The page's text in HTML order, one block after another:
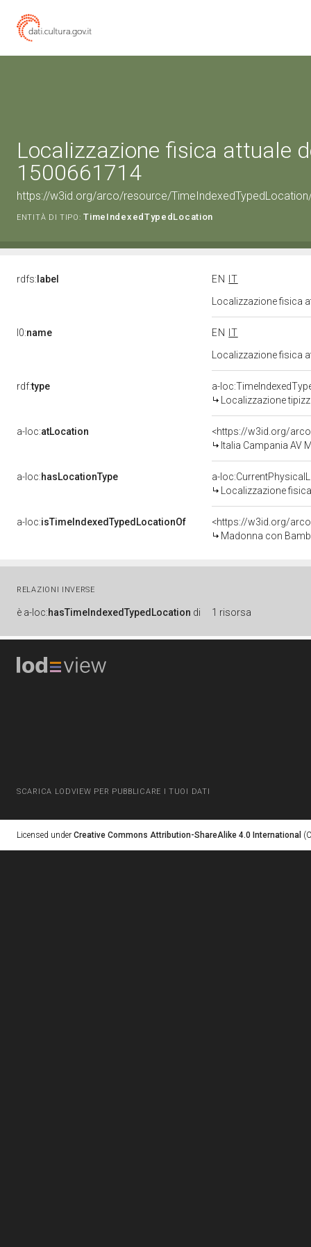
Localizzazione fisica attuale
1500661714
https://w3id.org/arco/resource/
ENTITÀ DI TIPO: TimeIndexedTypedLocation
rdfs: label EN
IT
Localizzazione fisica
l0:name EN
IT
Localizzazione fisica
rdf:type
a-
Localizzazione
a-loc:atLocation
<https://w3id.org/
Italia Campania AV
a-loc:hasLocationType
a-
Localizzazione
a-loc:isTimeIndexedTypedLocationOf
<https://w3id.org/
Madonna con
RELAZIONI INVERSE
è a-loc:hasTimeIndexedTypedLocation di 1 risorsa
SCARICA LODVIEW PER PUBBLICARE I TUOI DATI
Licensed under Creative Commons Attribution-ShareAlike 4.0 International